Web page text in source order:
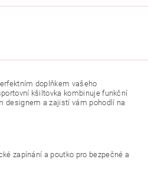
doplňkem vašeho
kšiltovka kombinuje funkční
designem a zajistí vám pohodlí na
zapínání a poutko pro bezpečné a